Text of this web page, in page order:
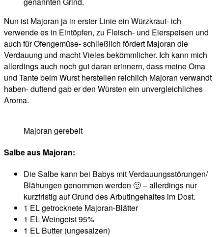
Nun ist Majoran ja in erster Linie ein Würzkraut- ich
verwende es in Eintöpfen, zu Fleisch- und Eierspeisen und
auch für Ofengemüse- schließlich fördert Majoran die
Verdauung und macht Vieles bekömmlicher. Ich kann mich
allerdings auch noch gut daran erinnern, dass meine Oma
und Tante beim Wurst herstellen reichlich Majoran verwandt
haben- duftend gab er den Würsten ein unvergleichliches
Aroma.
Majoran gerebelt
Salbe aus Majoran:
Die Salbe kann bei Babys mit Verdauungsstörungen/
Blähungen genommen werden 🙂 – allerdings nur
kurzfristig auf Grund des Arbutingehaltes im Dost.
1 EL getrocknete Majoran-Blätter
1 EL Weingeist 95%
1 EL Butter (ungesalzen)